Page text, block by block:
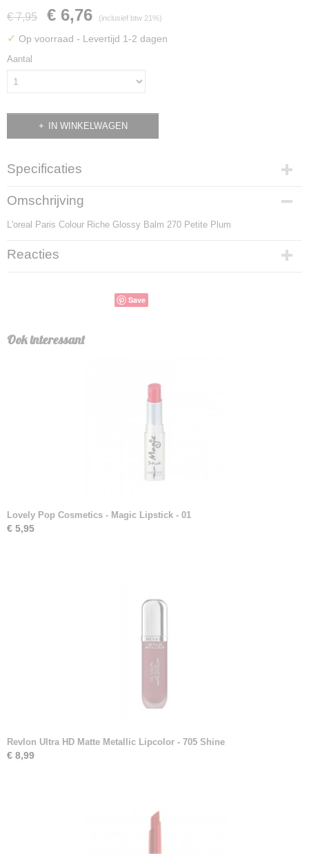
€ 7,95 € 6,76 (inclusief btw 21%)
✓ Op voorraad - Levertijd 1-2 dagen
Aantal
IN WINKELWAGEN
Specificaties
EAN code
071249283066
Omschrijving
L'oreal Paris Colour Riche Glossy Balm 270 Petite Plum
Reacties
Save
Ook interessant
Lovely Pop Cosmetics - Magic Lipstick - 01
€ 5,95
Revlon Ultra HD Matte Metallic Lipcolor - 705 Shine
€ 8,99